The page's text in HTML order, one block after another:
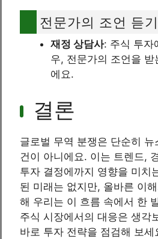
전문가의 조언 듣기
재정 상담사: 주식 투자
우, 전문가의 조언을
에요.
결론
글로벌 무역 분쟁은 단순히
건이 아니에요. 이는 트렌드,
투자 결정에까지 영향을 미치
된 미래는 없지만, 올바른 이
해 우리는 이 흐름 속에서 한
주식 시장에서의 대응은 생각
바로 투자 전략을 점검해 보세